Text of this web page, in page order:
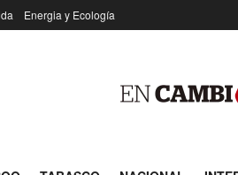
Energia y Ecología